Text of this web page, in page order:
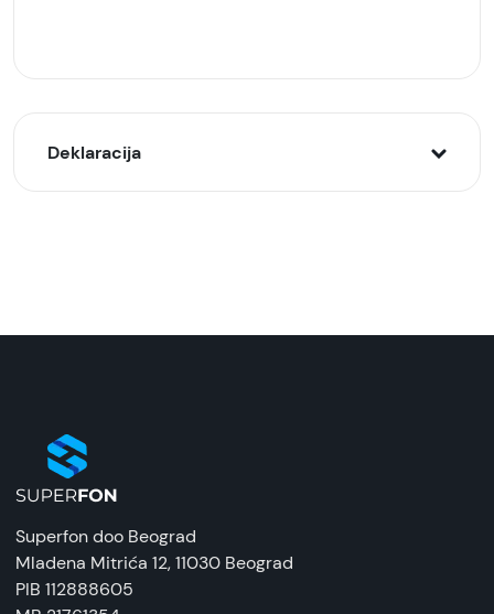
Deklaracija
Bežične slušalice
EAN:
8605062707281
Zemlja porekla:
Kina
Superfon doo Beograd
Mladena Mitrića 12, 11030 Beograd
PIB 112888605